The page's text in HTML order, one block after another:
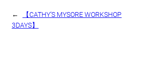
←
【CATHY’S MYSORE WORKSHOP
3DAYS】